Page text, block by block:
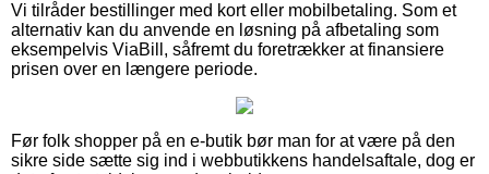
Vi tilråder bestillinger med kort eller mobilbetaling. Som et
alternativ kan du anvende en løsning på afbetaling som
eksempelvis ViaBill, såfremt du foretrækker at finansiere
prisen over en længere periode.
Før folk shopper på en e-butik bør man for at være på den
sikre side sætte sig ind i webbutikkens handelsaftale, dog er